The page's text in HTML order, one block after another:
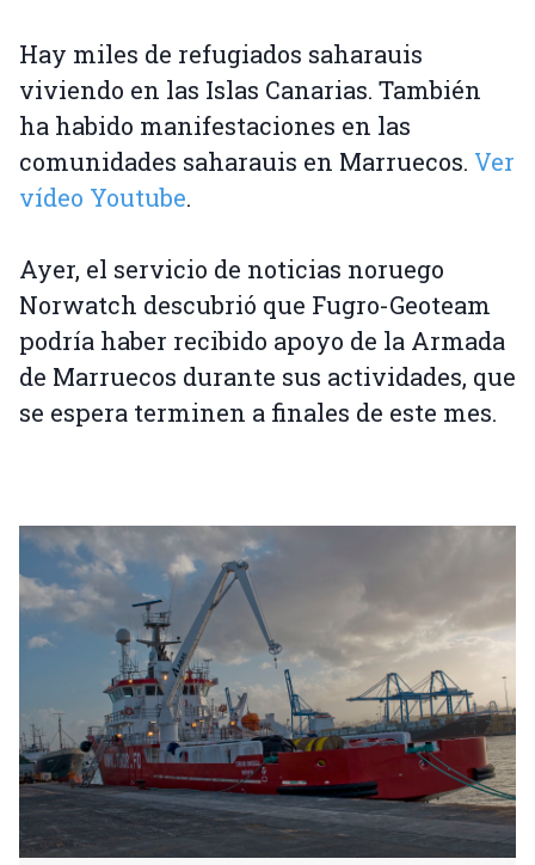
Hay miles de refugiados saharauis
viviendo en las Islas Canarias. También
ha habido manifestaciones en las
comunidades saharauis en Marruecos. Ver
vídeo Youtube.
Ayer, el servicio de noticias noruego
Norwatch descubrió que Fugro-Geoteam
podría haber recibido apoyo de la Armada
de Marruecos durante sus actividades, que
se espera terminen a finales de este mes.